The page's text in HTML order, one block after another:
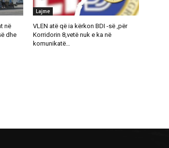
në
dhe
Lajme
VLEN atë që ia kërkon BDI -së ,për
Korridorin 8,vetë nuk e ka në
komunikatë…